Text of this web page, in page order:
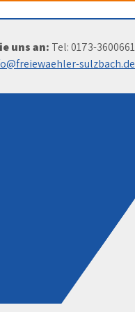
uns an: Tel: 0173-3600661
sulzbach.de